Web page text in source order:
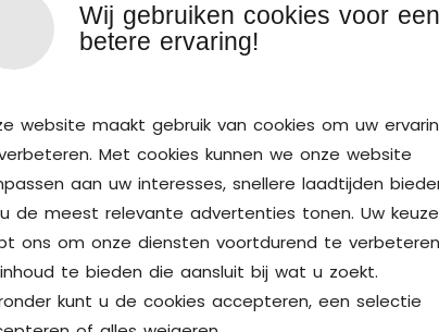
aan stress lokte
thuis en voeding
een verbetering
Wij gebruiken cookies voor een
betere ervaring!
website maakt gebruik van cookies om uw
Met cookies kunnen we onze website
aan uw interesses, snellere laadtijden
de meest relevante advertenties tonen. Uw keuze
ons om onze diensten voortdurend te verbeteren
te bieden die aansluit bij wat u zoekt.
kunt u de cookies accepteren, een selectie